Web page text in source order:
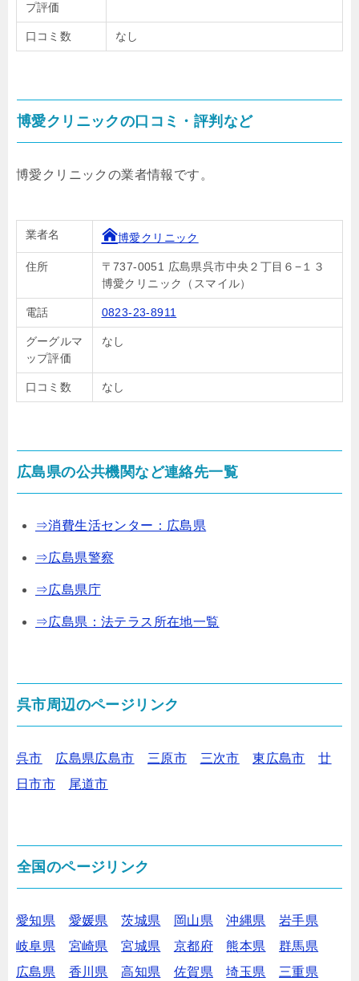
プ評価
口コミ数 なし
博愛クリニックの口コミ・評判など
博愛クリニックの業者情報です。
業者名 博愛クリニック
住所
〒737-0051 広島県呉市中央２丁目６−１３
博愛クリニック（スマイル）
電話 0823-23-8911
グーグルマ
ップ評価
なし
口コミ数 なし
広島県の公共機関など連絡先一覧
⇒消費生活センター：広島県
⇒広島県警察
⇒広島県庁
⇒広島県：法テラス所在地一覧
呉市周辺のページリンク
呉市 広島県広島市 三原市 三次市 東広島市
廿
日市市
尾道市
全国のページリンク
愛知県 愛媛県 茨城県 岡山県 沖縄県
岩手県
岐阜県
宮崎県 宮城県 京都府 熊本県
群馬県
広島県
香川県 高知県 佐賀県 埼玉県
三重県